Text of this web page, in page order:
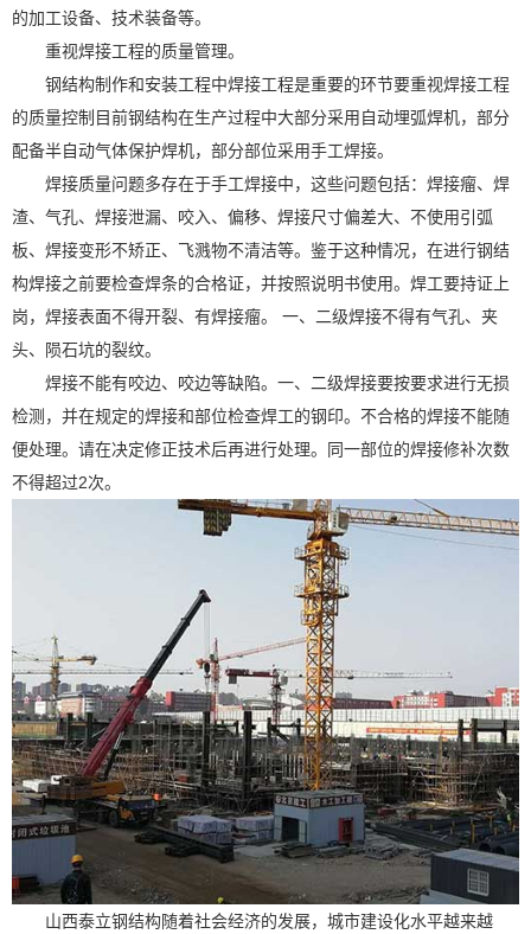
的加工设备、技术装备等。
重视焊接工程的质量管理。
钢结构制作和安装工程中焊接工程是重要的环节要重视焊接工程
的质量控制目前钢结构在生产过程中大部分采用自动埋弧焊机，部分
配备半自动气体保护焊机，部分部位采用手工焊接。
焊接质量问题多存在于手工焊接中，这些问题包括：焊接瘤、焊
渣、气孔、焊接泄漏、咬入、偏移、焊接尺寸偏差大、不使用引弧
板、焊接变形不矫正、飞溅物不清洁等。鉴于这种情况，在进行钢结
构焊接之前要检查焊条的合格证，并按照说明书使用。焊工要持证上
岗，焊接表面不得开裂、有焊接瘤。 一、二级焊接不得有气孔、夹
头、陨石坑的裂纹。
焊接不能有咬边、咬边等缺陷。一、二级焊接要按要求进行无损
检测，并在规定的焊接和部位检查焊工的钢印。不合格的焊接不能随
便处理。请在决定修正技术后再进行处理。同一部位的焊接修补次数
不得超过2次。
山西泰立钢结构随着社会经济的发展，城市建设化水平越来越